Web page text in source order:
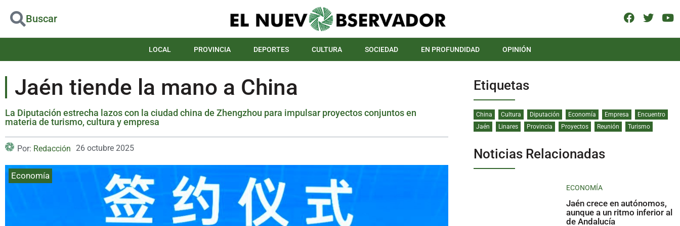
Buscar
LOCAL PROVINCIA DEPORTES CULTURA SOCIEDAD EN PROFUNDIDAD OPINIÓN
Jaén tiende la mano a China
La Diputación estrecha lazos con la ciudad china de Zhengzhou para impulsar proyectos conjuntos en
materia de turismo, cultura y empresa
Por: Redacción 26 octubre 2025
Economía
Etiquetas
China Cultura Diputación Economía Empresa
Encuentro
Jaén
Linares Provincia Proyectos Reunión Turismo
Noticias Relacionadas
ECONOMÍA
Jaén crece en autónomos,
aunque a un ritmo inferior al
de Andalucía